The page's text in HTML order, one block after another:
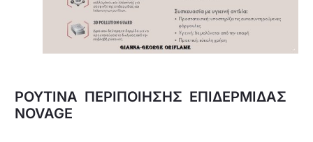
ΡΟΥΤΙΝΑ ΠΕΡΙΠΟΙΗΣΗΣ ΕΠΙΔΕΡΜΙΔΑΣ
NOVAGE